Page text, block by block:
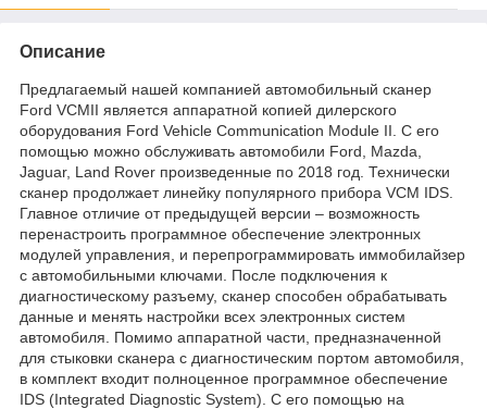
Описание
Предлагаемый нашей компанией автомобильный сканер
Ford VCMII является аппаратной копией дилерского
оборудования Ford Vehicle Communication Module II. С его
помощью можно обслуживать автомобили Ford, Mazda,
Jaguar, Land Rover произведенные по 2018 год. Технически
сканер продолжает линейку популярного прибора VCM IDS.
Главное отличие от предыдущей версии – возможность
перенастроить программное обеспечение электронных
модулей управления, и перепрограммировать иммобилайзер
с автомобильными ключами. После подключения к
диагностическому разъему, сканер способен обрабатывать
данные и менять настройки всех электронных систем
автомобиля. Помимо аппаратной части, предназначенной
для стыковки сканера с диагностическим портом автомобиля,
в комплект входит полноценное программное обеспечение
IDS (Integrated Diagnostic System). С его помощью на